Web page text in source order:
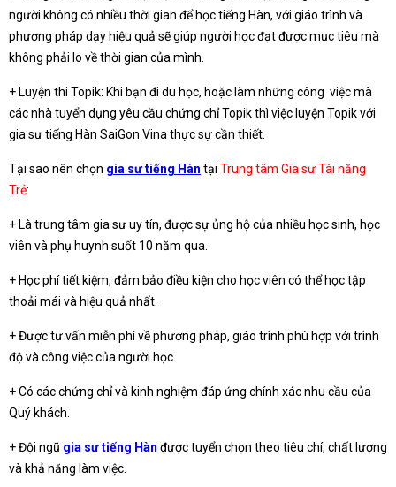
người không có nhiều thời gian để học tiếng Hàn, với giáo trình và
phương pháp dạy hiệu quả sẽ giúp người học đạt được mục tiêu mà
không phải lo về thời gian của mình.
+ Luyện thi Topik: Khi bạn đi du học, hoặc làm những công việc mà
các nhà tuyển dụng yêu cầu chứng chỉ Topik thì việc luyện Topik với
gia sư tiếng Hàn SaiGon Vina thực sự cần thiết.
Tại sao nên chọn gia sư tiếng Hàn tại Trung tâm Gia sư Tài năng
Trẻ:
+ Là trung tâm gia sư uy tín, được sự ủng hộ của nhiều học sinh, học
viên và phụ huynh suốt 10 năm qua.
+ Học phí tiết kiệm, đảm bảo điều kiện cho học viên có thể học tập
thoải mái và hiệu quả nhất.
+ Được tư vấn miễn phí về phương pháp, giáo trình phù hợp với trình
độ và công việc của người học.
+ Có các chứng chỉ và kinh nghiệm đáp ứng chính xác nhu cầu của
Quý khách.
+ Đội ngũ gia sư tiếng Hàn được tuyển chọn theo tiêu chí, chất lượng
và khả năng làm việc.